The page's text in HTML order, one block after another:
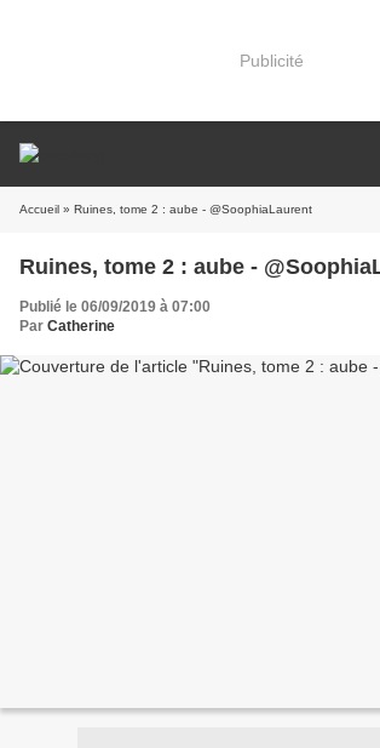
Publicité
Accueil » Ruines, tome 2 : aube - @SoophiaLaurent
Ruines, tome 2 : aube -
Publié le 06/09/2019 à 07:00
Par Catherine